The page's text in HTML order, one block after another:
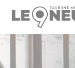
Cookies beheer